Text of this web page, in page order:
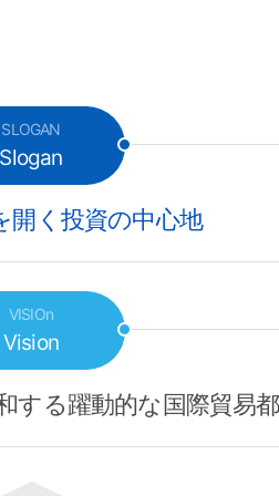
SLOGAN
Slogan
開く投資の中心地
VISIOn
Vision
する躍動的な国際貿易